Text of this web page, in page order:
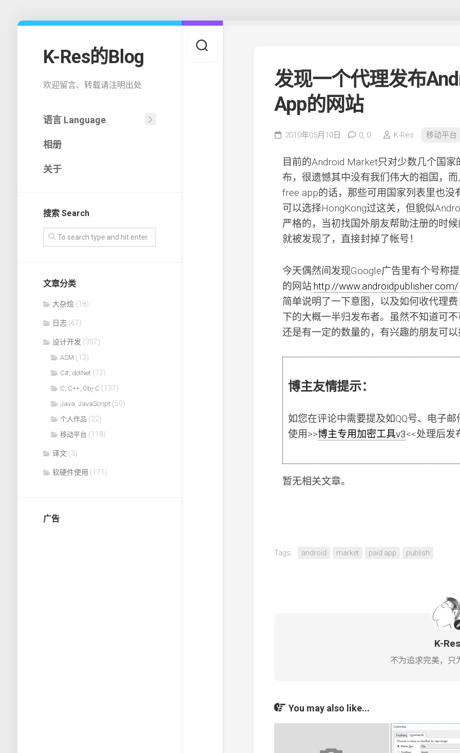
K-Res的Blog
欢迎留言、转载请注明出处
语言 Language
相册
关于
搜索 Search
文章分类
大杂烩 (18)
日志(67)
设计开发 (307)
ASM (13)
C#, dotNet(12)
C, C++, Obj-C (137)
Java, JavaScript(50)
个人作品 (22)
移动平台 (118)
译文(3)
软硬件使用 (171)
广告
发现一个代理发布
App的网站
2010年05月10日 0, 0 K-Res 移动平台
目前的Android Market只对少数几个国家
布，很遗憾其中没有我们伟大的祖国，
free app的话，那些可用国家列表里也没
可以选择HongKong过这关，但貌似
严格的，当初找国外朋友帮助注册的时
就被发现了，直接封掉了帐号！
今天偶然间发现Google广告里有个号称
的网站:http://www.androidpublisher.com/
简单说明了一下意图，以及如何收代理
下的大概一半归发布者。虽然不知道可
还是有一定的数量的，有兴趣的朋友可以
博主友情提示：
如您在评论中需要提及如QQ号、电子
使用>>博主专用加密工具v3<<处理后发
暂无相关文章。
Tags: android market paid app publish
K-Res
不为追求完美，只
You may also like...